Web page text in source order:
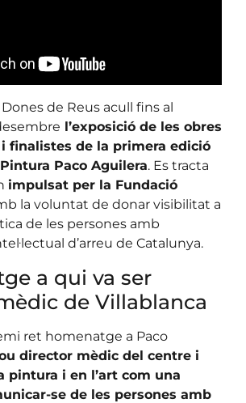
de Reus acull fins al
l’exposició de les obres
finalistes de la primera edició
Paco Aguilera. Es tracta
impulsat per la Fundació
la voluntat de donar visibilitat a
de les persones amb
d’arreu de Catalunya.
a qui va ser
de Villablanca
ret homenatge a Paco
director mèdic del centre i
pintura i en l’art com una
se de les persones amb